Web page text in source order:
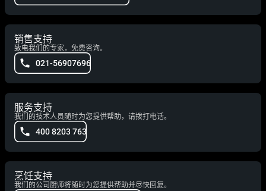
销售支持
致电我们的专家，免费咨询。
021-56907696
服务支持
我们的技术人员随时为您提供帮助，请拨打电话。
400 8203 763
烹饪支持
我们的公司厨师将随时为您提供帮助并尽快回复。